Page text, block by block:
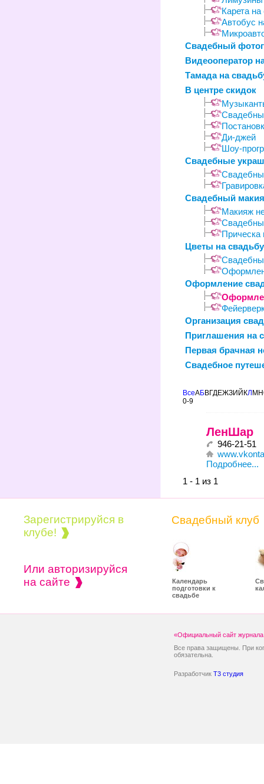
Карета
Автобус
Свадебный
Видеооператор
Тамада на
В центре скидок
Ди-джей
Шоу-
Свадебные
Свадебный
Макияж
Прическа
Цветы на свадьбу
Оформление
Организация
Приглашения на
Первая брачная
Свадебное
ВсеАБВГДЕЖЗИ Й КЛ М Н
0-9
ЛенШар
946-21-51
Подробнее...
1 - 1 из 1
Зарегистрируйся в
клубе!
Или авторизируйся
на сайте
Свадебный клуб
Календарь
подготовки к
свадьбе
«Официальный сайт журнала
Все права защищены. При
обязательна.
Разработчик T3 студия